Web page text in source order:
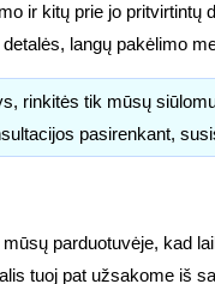
ir kitų prie jo pritvirtintų
langų pakėlimo
rinkitės tik mūsų
pasirenkant,
parduotuvėje, kad
tuoj pat užsakome iš